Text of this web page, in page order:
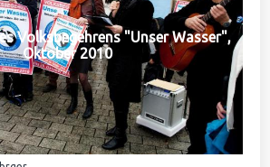
Volksbegehrens "Unser Wasser",
Oktober 2010